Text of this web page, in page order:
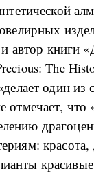
автор книги
The
один
что